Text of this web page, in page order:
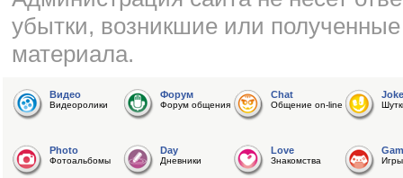
убытки, возникшие или
материала.
Видео
Видеоролики
Форум
Форум общения
Chat
Общение on-line
Joke
Photo
Фотоальбомы
Day
Дневники
Love
Знакомства Игры